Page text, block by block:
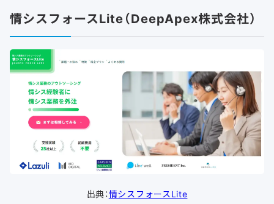
情シスフォースLite（DeepApex株式会社）
出典：情シスフォースLite